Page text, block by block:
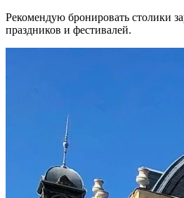
Рекомендую бронировать столики
праздников и фестивалей.